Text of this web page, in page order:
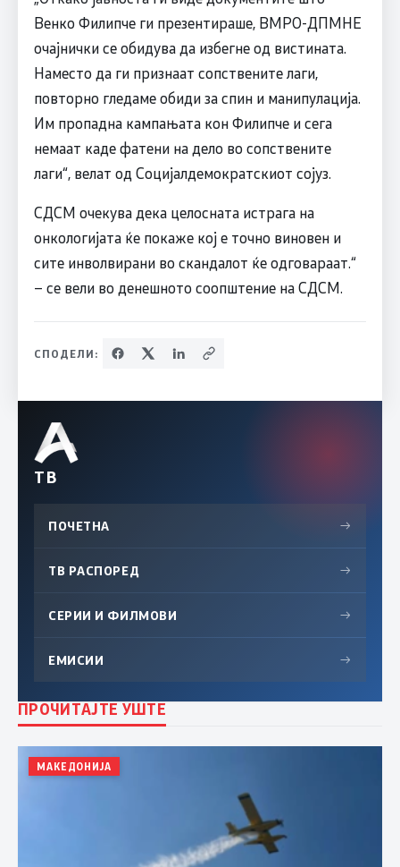
Венко Филипче ги презентираше, ВМРО-ДПМНЕ
очајнички се обидува да избегне од вистината.
Наместо да ги признаат сопствените лаги,
повторно гледаме обиди за спин и манипулација.
Им пропадна кампањата кон Филипче и сега
немаат каде фатени на дело во сопствените
лаги“, велат од Социјалдемократскиот сојуз.
СДСМ очекува дека целосната истрага на
онкологијата ќе покаже кој е точно виновен и
сите инволвирани во скандалот ќе одговараат.“
– се вели во денешното соопштение на СДСМ.
СПОДЕЛИ:
ТВ
ПОЧЕТНА →
ТВ РАСПОРЕД →
СЕРИИ И ФИЛМОВИ →
ЕМИСИИ →
ПРОЧИТАЈТЕ УШТЕ
МАКЕДОНИЈА